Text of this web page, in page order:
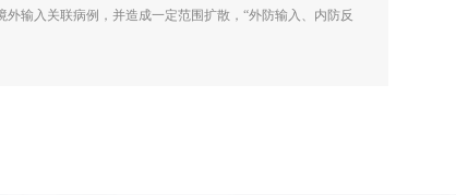
输入关联病例，并造成一定范围扩散，“外防输入、内防反